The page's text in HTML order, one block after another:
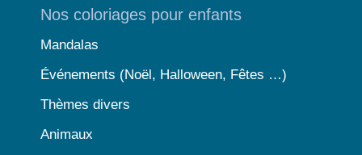
Nos coloriages pour enfants
Mandalas
Événements (Noël, Halloween, Fêtes …)
Thèmes divers
Animaux